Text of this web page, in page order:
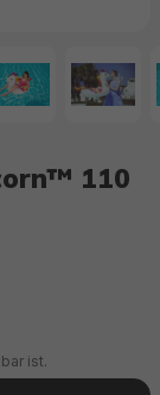
110
ist.